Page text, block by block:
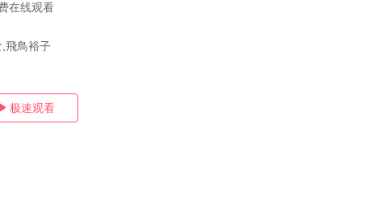
在线观看
飛鳥裕子
极速观看